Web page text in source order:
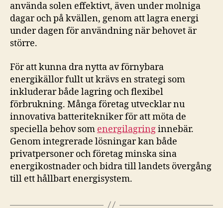
använda solen effektivt, även under molniga
dagar och på kvällen, genom att lagra energi
under dagen för användning när behovet är
större.
För att kunna dra nytta av förnybara
energikällor fullt ut krävs en strategi som
inkluderar både lagring och flexibel
förbrukning. Många företag utvecklar nu
innovativa batteritekniker för att möta de
speciella behov som energilagringinnebär.
Genom integrerade lösningar kan både
privatpersoner och företag minska sina
energikostnader och bidra till landets övergång
till ett hållbart energisystem.